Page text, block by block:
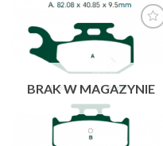
Dodaj do
BRAK W MAGAZYNIE